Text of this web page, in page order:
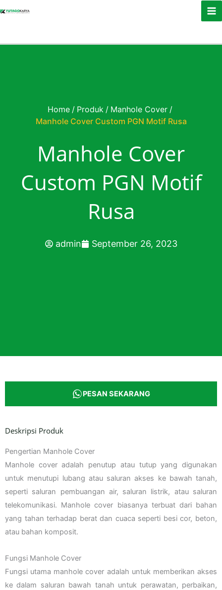
Home / Produk / Manhole Cover /
Manhole Cover Custom PGN Motif Rusa
Manhole Cover
Custom PGN Motif
Rusa
admin September 26, 2023
PESAN SEKARANG
Deskripsi Produk
Pengertian Manhole Cover
Manhole cover adalah penutup atau tutup yang digunakan
untuk menutupi lubang atau saluran akses ke bawah tanah,
seperti saluran pembuangan air, saluran listrik, atau saluran
telekomunikasi. Manhole cover biasanya terbuat dari bahan
yang tahan terhadap berat dan cuaca seperti besi cor, beton,
atau bahan komposit.
Fungsi Manhole Cover
Fungsi utama manhole cover adalah untuk memberikan akses
ke dalam saluran bawah tanah untuk perawatan, perbaikan,